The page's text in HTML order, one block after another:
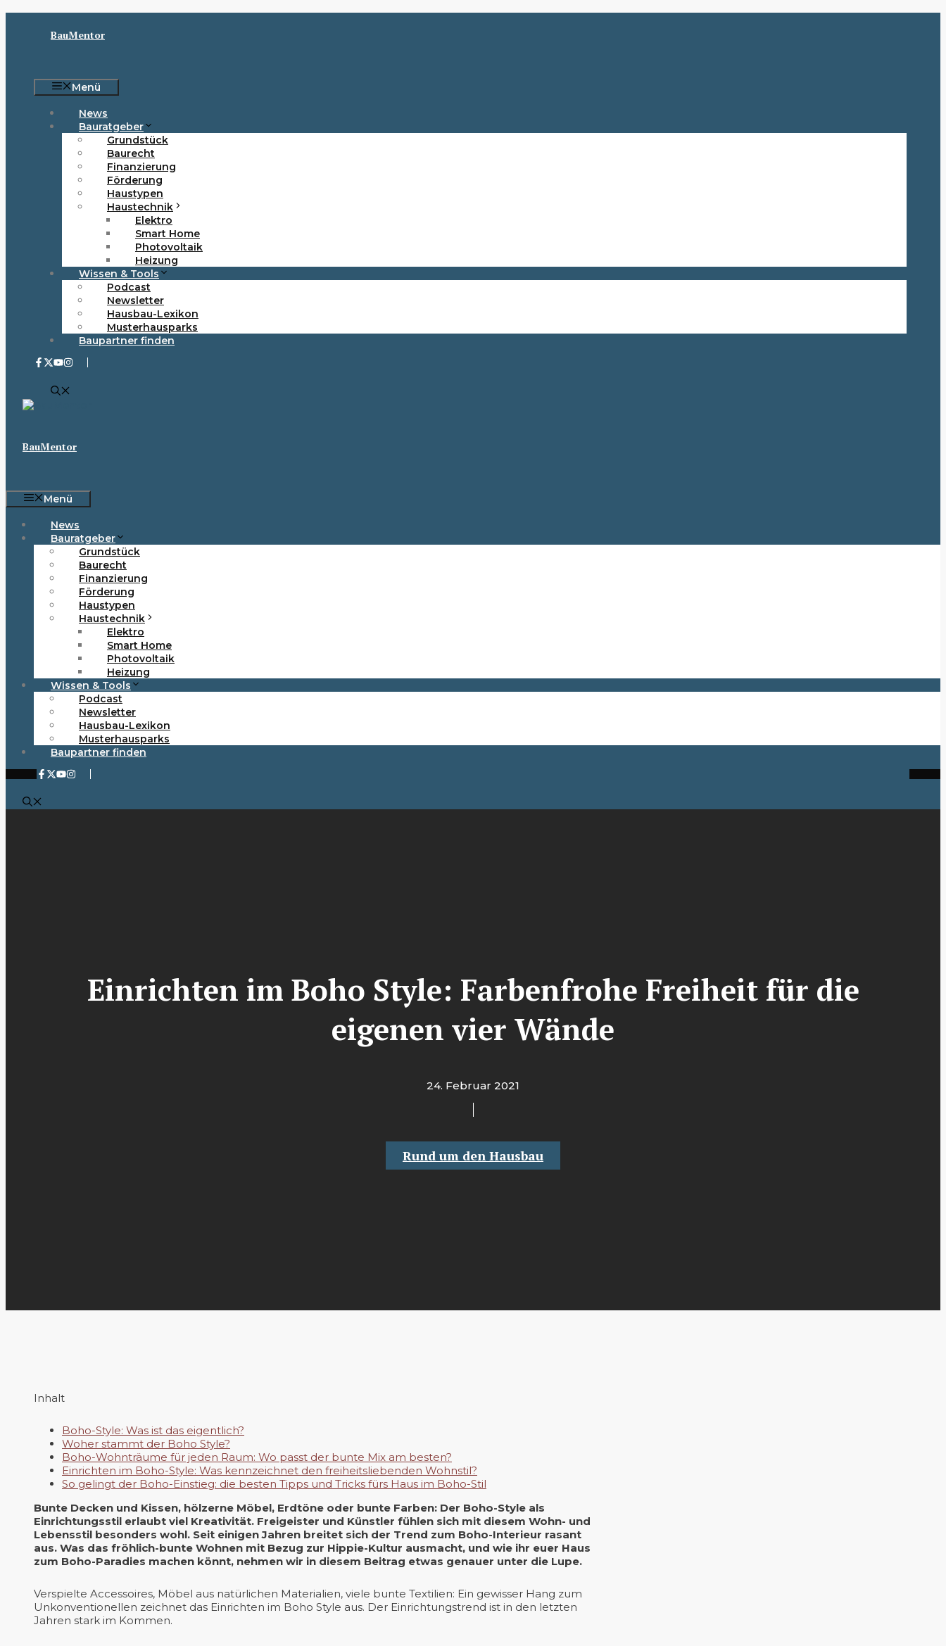
BauMentor
Menü
News
Bauratgeber
Grundstück
Baurecht
Finanzierung
Förderung
Haustypen
Haustechnik
Elektro
Smart Home
Photovoltaik
Heizung
Wissen & Tools
Podcast
Newsletter
Hausbau-Lexikon
Musterhausparks
Baupartner finden
BauMentor
Menü
News
Bauratgeber
Grundstück
Baurecht
Finanzierung
Förderung
Haustypen
Haustechnik
Elektro
Smart Home
Photovoltaik
Heizung
Wissen & Tools
Podcast
Newsletter
Hausbau-Lexikon
Musterhausparks
Baupartner finden
Einrichten im Boho Style: Farbenfrohe Freiheit für die
eigenen vier Wände
24. Februar 2021
Rund um den Hausbau
Inhalt
Boho-Style: Was ist das eigentlich?
Woher stammt der Boho Style?
Boho-Wohnträume für jeden Raum: Wo passt der bunte Mix am besten?
Einrichten im Boho-Style: Was kennzeichnet den freiheitsliebenden Wohnstil?
So gelingt der Boho-Einstieg: die besten Tipps und Tricks fürs Haus im Boho-Stil
Bunte Decken und Kissen, hölzerne Möbel, Erdtöne oder bunte Farben: Der Boho-Style als
Einrichtungsstil erlaubt viel Kreativität. Freigeister und Künstler fühlen sich mit diesem Wohn- und
Lebensstil besonders wohl. Seit einigen Jahren breitet sich der Trend zum Boho-Interieur rasant
aus. Was das fröhlich-bunte Wohnen mit Bezug zur Hippie-Kultur ausmacht, und wie ihr euer Haus
zum Boho-Paradies machen könnt, nehmen wir in diesem Beitrag etwas genauer unter die Lupe.
Verspielte Accessoires, Möbel aus natürlichen Materialien, viele bunte Textilien: Ein gewisser Hang zum
Unkonventionellen zeichnet das Einrichten im Boho Style aus. Der Einrichtungstrend ist in den letzten
Jahren stark im Kommen.